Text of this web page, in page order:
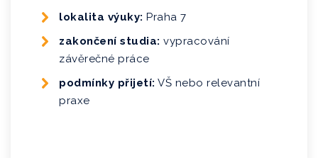
lokalita výuky: Praha 7
zakončení studia: vypracování
závěrečné práce
podmínky přijetí: VŠ nebo relevantní
praxe